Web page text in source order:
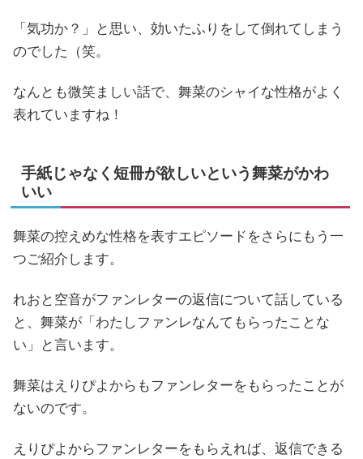
「気功か？」と思い、効いたふりをして倒れてしまう
のでした（笑。
なんとも微笑ましい話で、舞菜のシャイな性格がよく
表れていますね！
手紙じゃなく短冊が欲しいという舞菜がかわ
いい
舞菜の控えめな性格を表すエピソードをさらにもう一
つご紹介します。
れおと空音がファンレターの返信について話している
と、舞菜が「わたしファンレなんてもらったことな
い」と言います。
舞菜はえりぴよからもファンレターをもらったことが
ないのです。
えりぴよからファンレターをもらえれば、返信できる